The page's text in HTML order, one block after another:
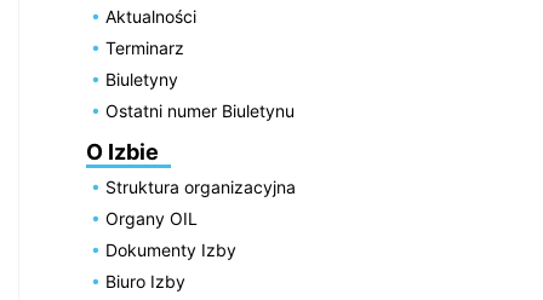
Aktualności
Terminarz
Biuletyny
Ostatni numer Biuletynu
O Izbie
Struktura organizacyjna
Organy OIL
Dokumenty Izby
Biuro Izby